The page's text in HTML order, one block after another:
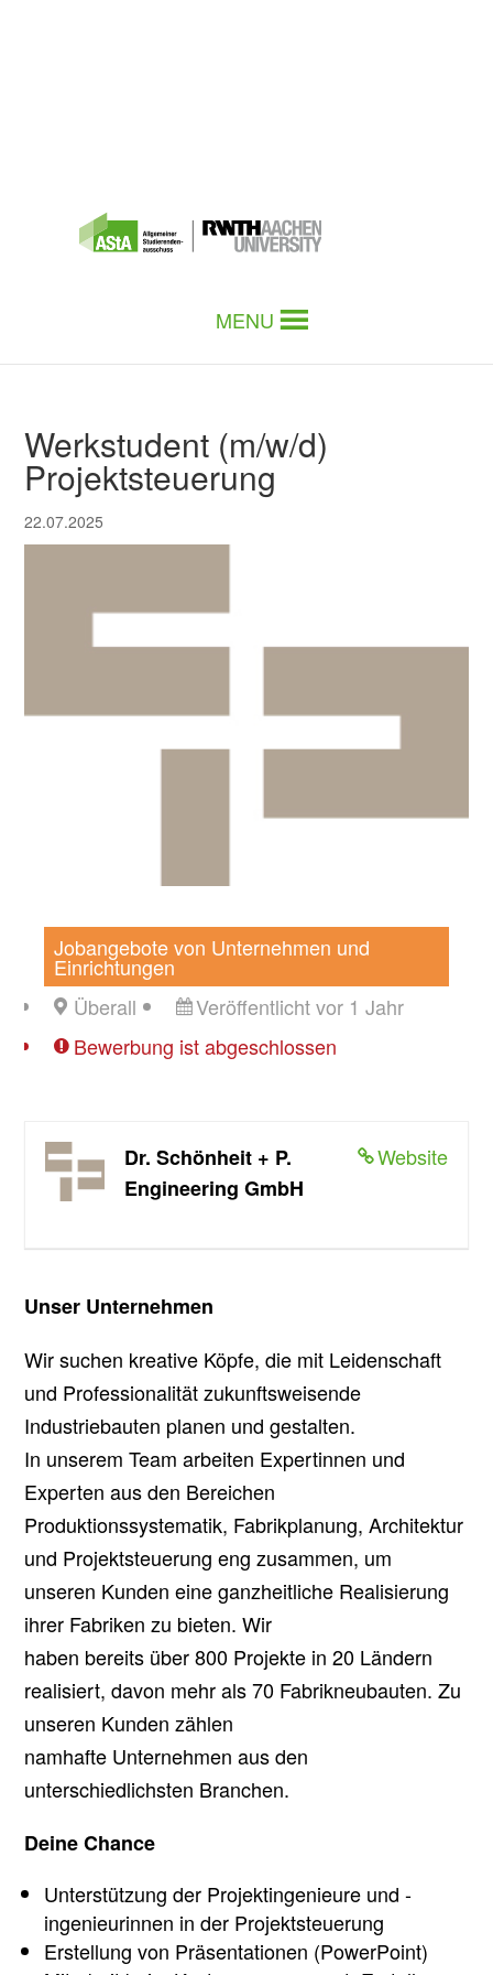
MENU
Werkstudent (m/w/d)
Projektsteuerung
22.07.2025
Jobangebote von Unternehmen und
Einrichtungen
Überall
Veröffentlicht vor 1 Jahr
Bewerbung ist abgeschlossen
Website
Dr. Schönheit + P.
Engineering GmbH
Unser Unternehmen
Wir suchen kreative Köpfe, die mit Leidenschaft
und Professionalität zukunftsweisende
Industriebauten planen und gestalten.
In unserem Team arbeiten Expertinnen und
Experten aus den Bereichen
Produktionssystematik, Fabrikplanung, Architektur
und Projektsteuerung eng zusammen, um
unseren Kunden eine ganzheitliche Realisierung
ihrer Fabriken zu bieten. Wir
haben bereits über 800 Projekte in 20 Ländern
realisiert, davon mehr als 70 Fabrikneubauten. Zu
unseren Kunden zählen
namhafte Unternehmen aus den
unterschiedlichsten Branchen.
Deine Chance
Unterstützung der Projektingenieure und -
ingenieurinnen in der Projektsteuerung
Erstellung von Präsentationen (PowerPoint)